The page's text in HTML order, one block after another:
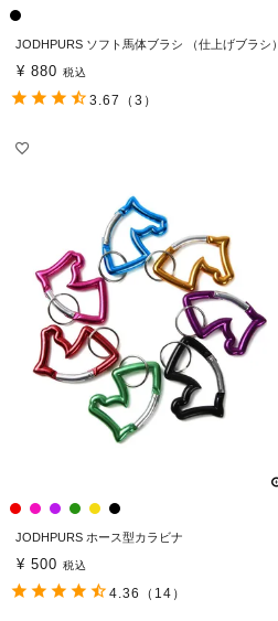
JODHPURS ソフト馬体ブラシ （仕上げブラシ）
¥ 880 税込
3.67 （3）
JODHPURS ホース型カラビナ
¥ 500 税込
4.36 （14）